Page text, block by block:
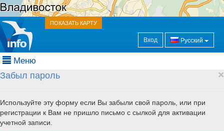
ПОКАЗАТЬ КАРТУ
Вход Русский
Меню
Забыл пароль ×
Используйте эту форму если Вы забыли свой пароль, или при
регистрации к Вам не пришло письмо с сылкой для активации
учетной записи.